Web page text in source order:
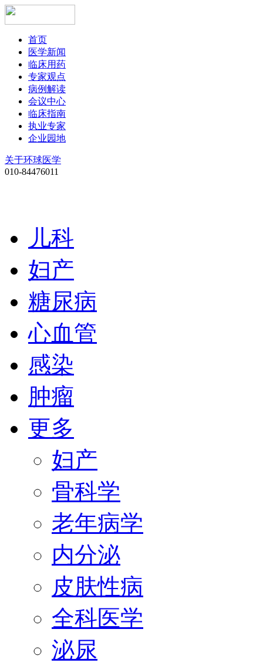
首页
医学新闻
临床用药
专家观点
病例解读
会议中心
临床指南
执业专家
企业园地
关于环球医学
010-84476011
儿科
妇产
糖尿病
心血管
感染
肿瘤
更多
妇产
骨科学
老年病学
内分泌
皮肤性病
全科医学
泌尿